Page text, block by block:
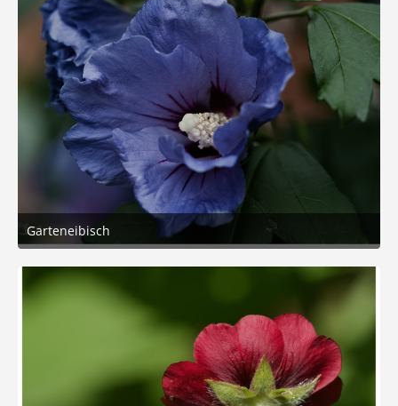
Garteneibisch
29. Juli 2026 um 19:27
6